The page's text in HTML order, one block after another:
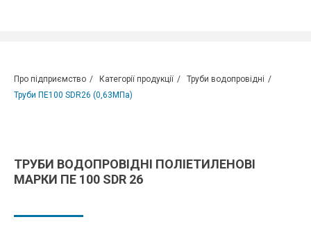
Про підприємство / Категорії продукції / Труби водопровідні /
Труби ПЕ100 SDR26 (0,63МПа)
ТРУБИ ВОДОПРОВІДНІ ПОЛІЕТИЛЕНОВІ
МАРКИ ПЕ 100 SDR 26